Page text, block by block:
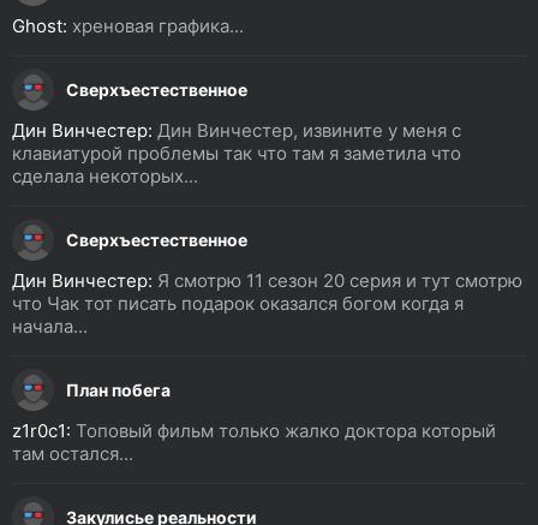
Ghost: хреновая графика...
Сверхъестественное
Дин Винчестер: Дин Винчестер, извините у меня с
клавиатурой проблемы так что там я заметила что
сделала некоторых...
Сверхъестественное
Дин Винчестер: Я смотрю 11 сезон 20 серия и тут смотрю
что Чак тот писать подарок оказался богом когда я
начала...
План побега
z1r0c1: Топовый фильм только жалко доктора который
там остался...
Закулисье реальности